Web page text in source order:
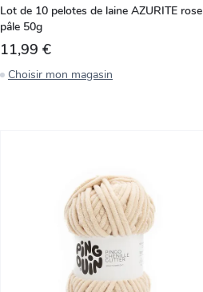
Lot de 10 pelotes de laine AZURITE rose
pâle 50g
11,99 €
Choisir mon magasin